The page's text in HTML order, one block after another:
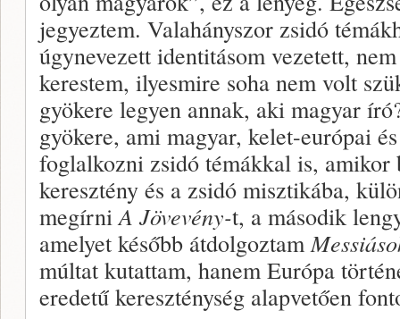
jegyeztem. Valahányszor zsidó
úgynevezett identitásom vezetett,
kerestem, ilyesmire soha nem volt
gyökere legyen annak, aki magyar
gyökere, ami magyar, kelet-európai
foglalkozni zsidó témákkal is, amikor
keresztény és a zsidó misztikába,
megírniA Jövevény-t, a második
amelyet később átdolgoztam
múltat kutattam, hanem Európa
eredetű kereszténység alapvetően